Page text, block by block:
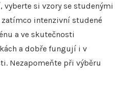
si vzory se studenými
zatímco intenzivní studené
a ve skutečnosti
a dobře fungují i v
Nezapomeňte při výběru